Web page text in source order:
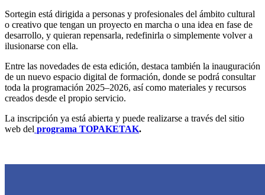
Sortegin está dirigida a personas y profesionales del ámbito cultural
o creativo que tengan un proyecto en marcha o una idea en fase de
desarrollo, y quieran repensarla, redefinirla o simplemente volver a
ilusionarse con ella.
Entre las novedades de esta edición, destaca también la inauguración
de un nuevo espacio digital de formación, donde se podrá consultar
toda la programación 2025–2026, así como materiales y recursos
creados desde el propio servicio.
La inscripción ya está abierta y puede realizarse a través del sitio
web del programa TOPAKETAK.